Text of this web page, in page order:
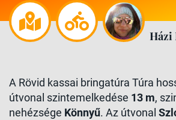
Házi
A Rövid kassai bringatúra Túra
útvonal szintemelkedése 13 m,
nehézsége Könnyű. Az útvonal